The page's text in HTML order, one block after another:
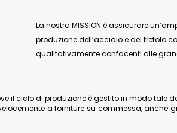
La nostra MISSION è assicurare
produzione dell’acciaio e del trefolo
qualitativamente confacenti alle
il ciclo di produzione è gestito in modo
a forniture su commessa,